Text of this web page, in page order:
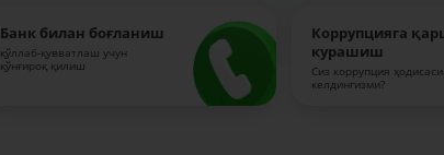
Банк билан боғланиш
қўллаб-қувватлаш учун
қўнғироқ қилиш
Коррупцияга
курашиш
Сиз коррупция
келдингизми?